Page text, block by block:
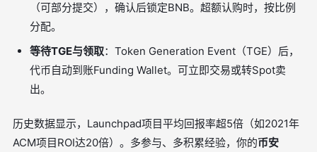
（可部分提交），确认后锁定BNB。超额认购时，按比例
分配。
等待TGE与领取：Token Generation Event（TGE）后，
代币自动到账Funding Wallet。可立即交易或转Spot卖
出。
历史数据显示，Launchpad项目平均回报率超5倍（如2021年
ACM项目ROI达20倍）。多参与、多积累经验，你的币安